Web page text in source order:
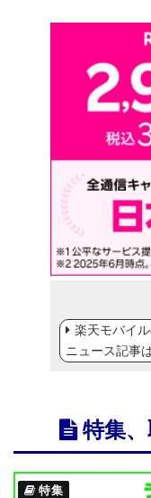
楽天モバイ
ニュース記事
特集
特集